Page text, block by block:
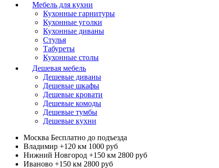
Мебель для кухни
Кухонные гарнитуры
Кухонные уголки
Кухонные диваны
Стулья
Табуреты
Кухонные столы
Дешевая мебель
Дешевые диваны
Дешевые шкафы
Дешевые кровати
Дешевые комоды
Дешевые тумбы
Дешевые кухни
Москва Бесплатно до подъезда
Владимир +120 км 1000 руб
Нижний Новгород +150 км 2800 руб
Иваново +150 км 2800 руб